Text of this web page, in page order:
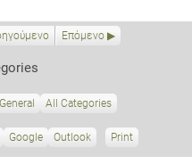
Επόμενο
General All Categories
S
Google
S
Outlook Print